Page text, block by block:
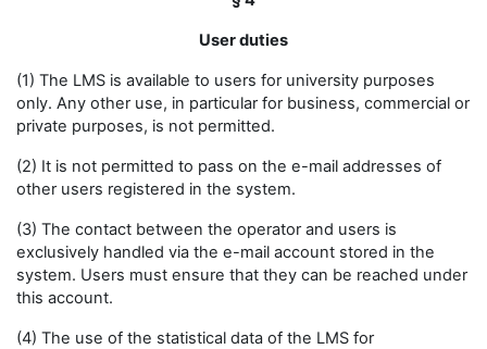
User duties
(1) The LMS is available to users for university purposes
only. Any other use, in particular for business, commercial or
private purposes, is not permitted.
(2) It is not permitted to pass on the e-mail addresses of
other users registered in the system.
(3) The contact between the operator and users is
exclusively handled via the e-mail account stored in the
system. Users must ensure that they can be reached under
this account.
(4) The use of the statistical data of the LMS for